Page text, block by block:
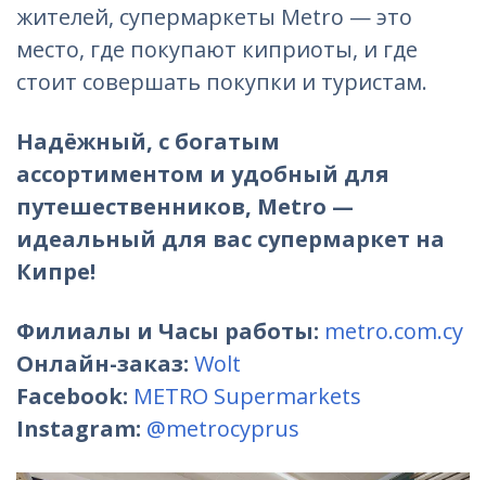
жителей, супермаркеты Metro — это
место, где покупают киприоты, и где
стоит совершать покупки и туристам.
Надёжный, с богатым
ассортиментом и удобный для
путешественников, Metro —
идеальный для вас супермаркет на
Кипре!
Филиалы и Часы работы: metro.com.cy
Онлайн-заказ: Wolt
Facebook: METRO Supermarkets
Instagram: @metrocyprus